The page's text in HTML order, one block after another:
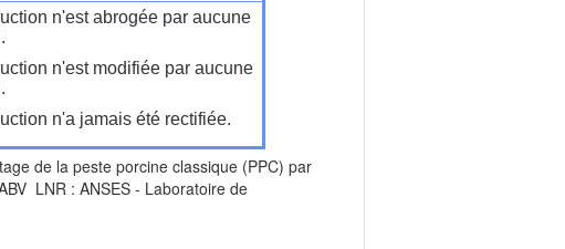
n'est abrogée par aucune
n'est modifiée par aucune
n'a jamais été rectifiée.
de la peste porcine classique (PPC) par
LNR : ANSES - Laboratoire de